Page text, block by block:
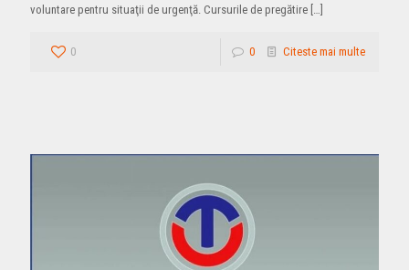
voluntare pentru situaţii de urgenţă. Cursurile de pregătire […]
0 0 Citeste mai multe